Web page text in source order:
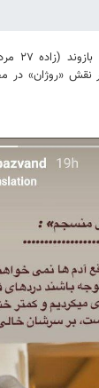
در نقش «روژان»